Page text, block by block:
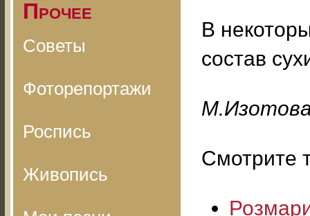
Прочее
Советы
Фоторепортажи
Роспись
Живопись
В
состав
Смотрите